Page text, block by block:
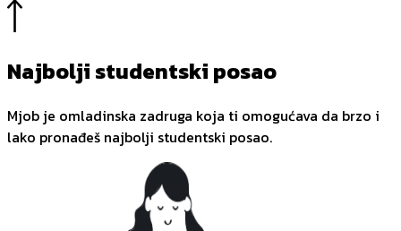
Najbolji studentski posao
Mjob je omladinska zadruga koja ti omogućava da brzo i
lako pronađeš najbolji studentski posao.